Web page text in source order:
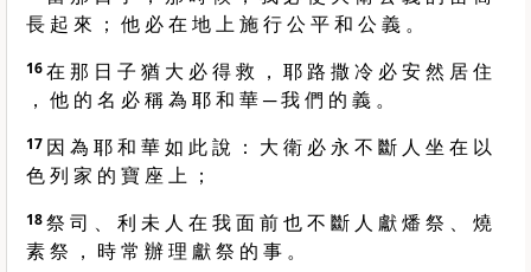
長 起 來 ； 他 必 在 地 上 施 行 公 平 和 公 義 。
16在 那 日 子 猶 大 必 得 救 ， 耶 路 撒 冷 必 安 然 居 住
， 他 的 名 必 稱 為 耶 和 華 ─ 我 們 的 義 。
17 因 為 耶 和 華 如 此 說 ： 大 衛 必 永 不 斷 人 坐 在 以
色 列 家 的 寶 座 上 ；
18祭 司 、 利 未 人 在 我 面 前 也 不 斷 人 獻 燔 祭 、 燒
素 祭 ， 時 常 辦 理 獻 祭 的 事 。